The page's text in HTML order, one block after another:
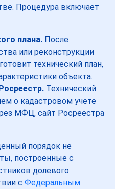
Процедура включает
плана. После
или реконструкции
технический план,
объекта.
Технический
о кадастровом учете
МФЦ, сайт Росреестра
порядок не
построенные с
долевого
с Федеральным